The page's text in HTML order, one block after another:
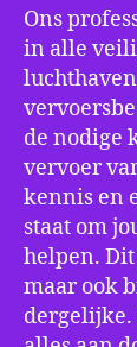
Ons
in alle
de nodige
vervoer
kennis en
staat om
helpen.
maar ook
dergelijke.